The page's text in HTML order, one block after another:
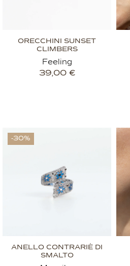
ORECCHINI SUNSET
CLIMBERS
Feeling
39,00 €
-30%
ANELLO CONTRARIÈ DI
SMALTO